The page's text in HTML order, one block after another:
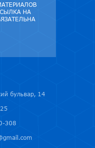
НА
бульвар, 14
308